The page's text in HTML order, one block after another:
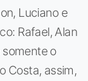
Luciano e
Rafael, Alan
somente o
Costa, assim,